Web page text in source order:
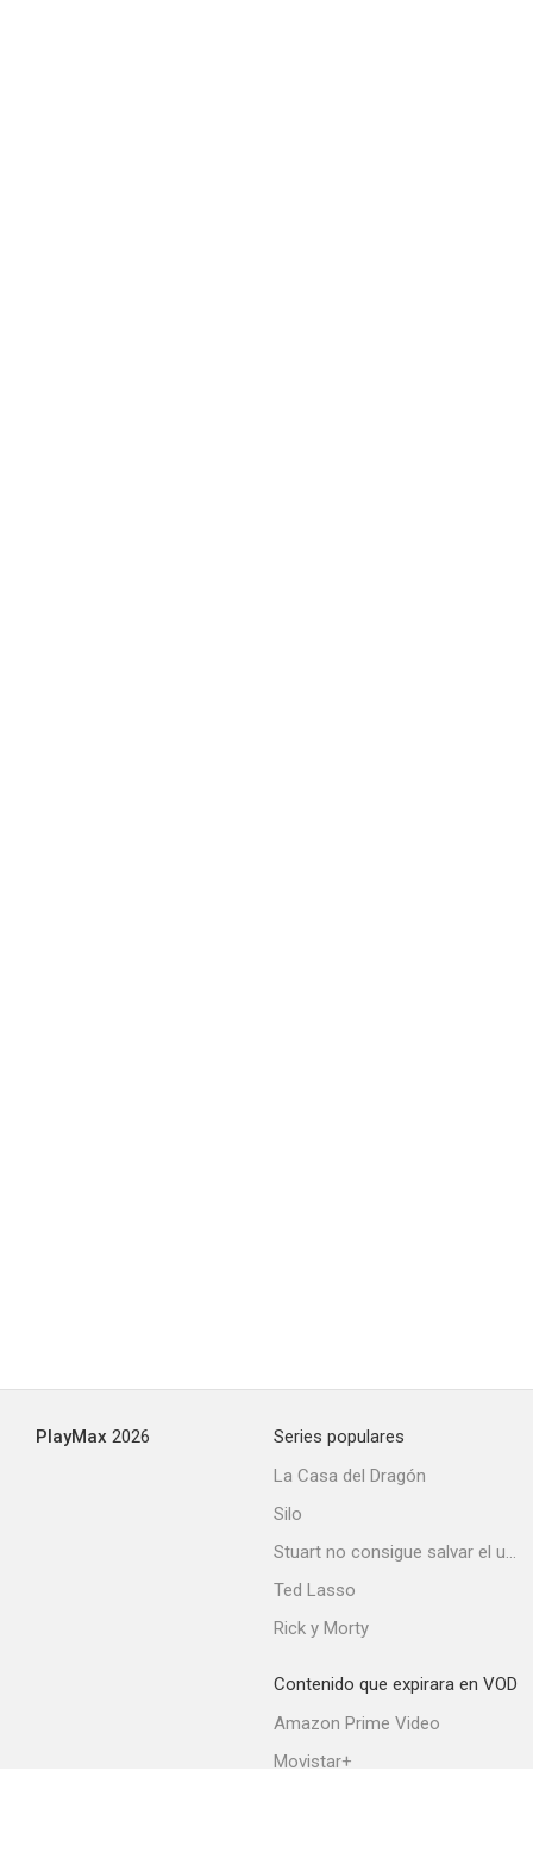
PlayMax 2026
Series populares
La Casa del Dragón
Silo
Stuart no consigue salvar el universo
Ted Lasso
Rick y Morty
Contenido que expirara en VOD
Amazon Prime Video
Movistar+